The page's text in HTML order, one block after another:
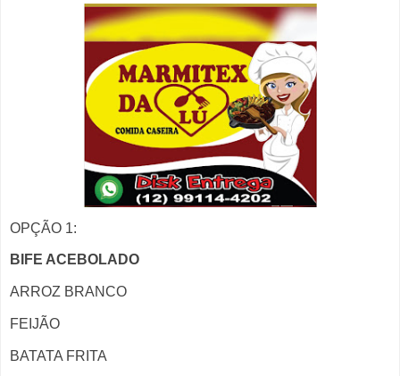
OPÇÃO 1:
BIFE ACEBOLADO
ARROZ BRANCO
FEIJÃO
BATATA FRITA